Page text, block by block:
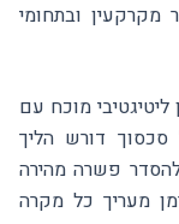
מקרקעין ובתחומי
מוכח עם
דורש הליך
פשרה מהירה
מעריך כל מקרה